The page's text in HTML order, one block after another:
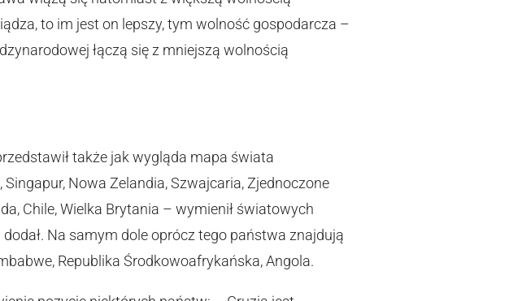
to im jest on lepszy, tym wolność gospodarcza –
łączą się z mniejszą wolnością
także jak wygląda mapa świata
Nowa Zelandia, Szwajcaria, Zjednoczone
Chile, Wielka Brytania – wymienił światowych
Na samym dole oprócz tego państwa znajdują
Republika Środkowoafrykańska, Angola.